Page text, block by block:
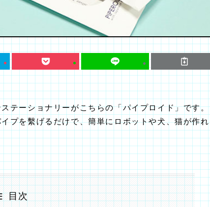
テーショナリーがこちらの「パイプロイド」です。
プを繫げるだけで、簡単にロボットや犬、猫が作れ
目次